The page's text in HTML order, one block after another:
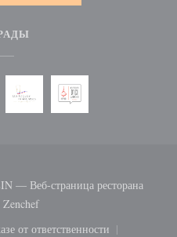
— Веб-страница ресторана
Zenchef((открывается в новом окне))
от ответственности